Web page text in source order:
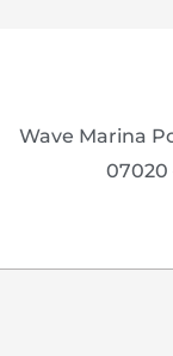
Wave Marina
07020